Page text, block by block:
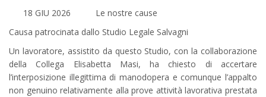
18 GIU 2026
Le nostre cause
Causa patrocinata dallo Studio Legale Salvagni
Un lavoratore, assistito da questo Studio, con la collaborazione
della Collega Elisabetta Masi, ha chiesto di accertare
l’interposizione illegittima di manodopera e comunque l’appalto
non genuino relativamente alla prove attività lavorativa prestata